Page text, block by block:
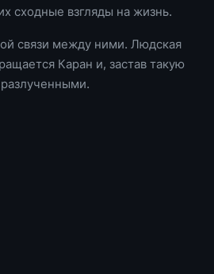
сходные взгляды на жизнь.
связи между ними. Людская
Каран и, застав такую